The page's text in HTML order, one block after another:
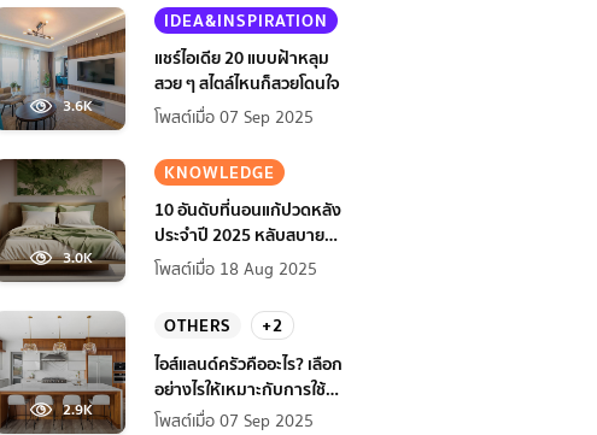
3.6K
IDEA&INSPIRATION
แชร์ไอเดีย 20 แบบฝ้าหลุม
สวย ๆ สไตล์ไหนก็สวยโดนใจ
โพสต์เมื่อ 07 Sep 2025
3.0K
KNOWLEDGE
10 อันดับที่นอนแก้ปวดหลัง
ประจำปี 2025 หลับสบาย
สุขภาพดียิ่งกว่าเดิม
โพสต์เมื่อ 18 Aug 2025
2.9K
OTHERS
+2
ไอส์แลนด์ครัวคืออะไร? เลือก
อย่างไรให้เหมาะกับการใช้
งานที่บ้าน
โพสต์เมื่อ 07 Sep 2025